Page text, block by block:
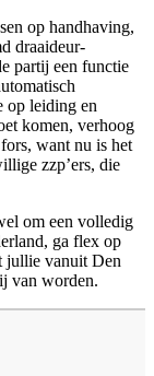
op handhaving,
draaideur-
partij een functie
op leiding en
komen, verhoog
want nu is het
zzp’ers, die
om een volledig
ga flex op
jullie vanuit Den
van worden.